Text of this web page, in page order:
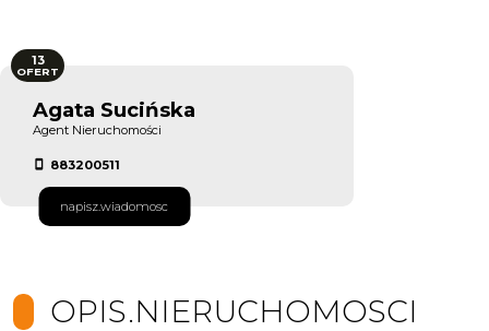
Agata Sucińska
Agent Nieruchomości
883200511
napisz.wiadomosc
13
OFERT
OPIS.NIERUCHOMOSCI